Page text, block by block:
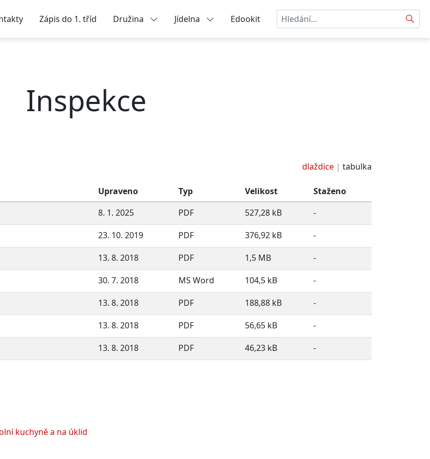
Zápis do 1. tříd Družina Jídelna Edookit Hledat
Inspekce
dlaždice tabulka
Upraveno Typ Velikost Staženo
8. 1. 2025 PDF 527,28 kB -
23. 10. 2019 PDF 376,92 kB -
13. 8. 2018 PDF 1,5 MB -
30. 7. 2018 MS Word 104,5 kB -
13. 8. 2018 PDF 188,88 kB -
13. 8. 2018 PDF 56,65 kB -
13. 8. 2018 PDF 46,23 kB -
kuchyně a na úklid